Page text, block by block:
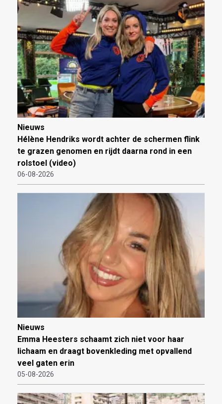
Nieuws
Hélène Hendriks wordt achter de schermen flink
te grazen genomen en rijdt daarna rond in een
rolstoel (video)
06-08-2026
Nieuws
Emma Heesters schaamt zich niet voor haar
lichaam en draagt bovenkleding met opvallend
veel gaten erin
05-08-2026